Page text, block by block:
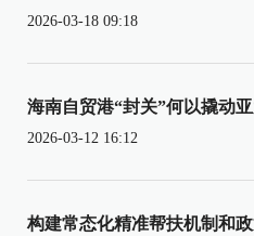
2026-03-18 09:18
海南自贸港“封关”何以撬动
2026-03-12 16:12
构建常态化精准帮扶机制和